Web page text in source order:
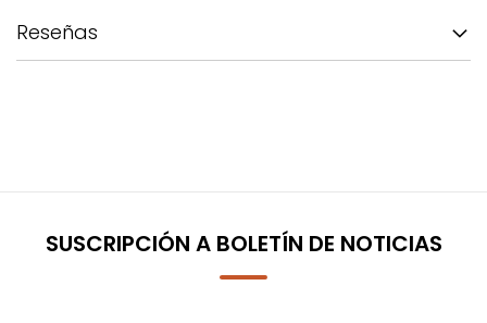
Reseñas
SUSCRIPCIÓN A BOLETÍN DE NOTICIAS